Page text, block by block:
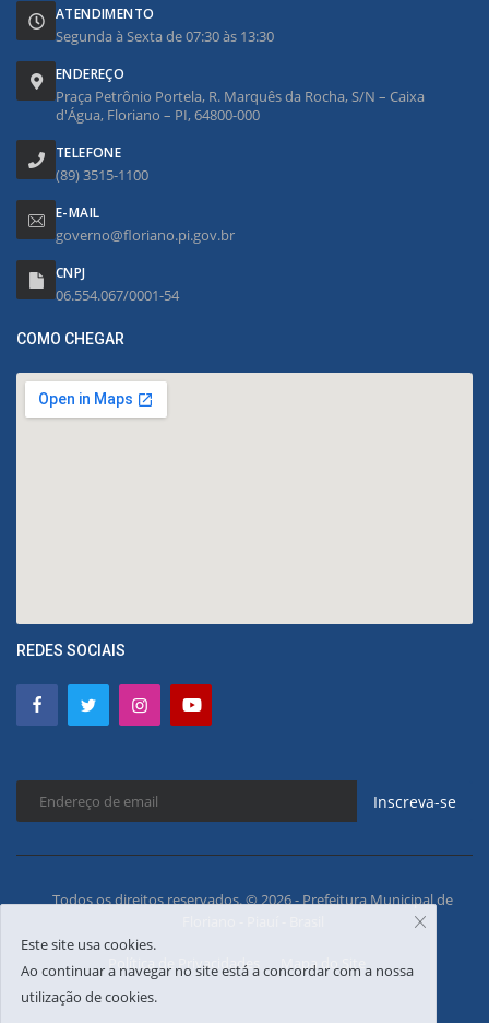
ATENDIMENTO
Segunda à Sexta de 07:30 às 13:30
ENDEREÇO
Praça Petrônio Portela, R. Marquês da Rocha, S/N – Caixa
d'Água, Floriano – PI, 64800-000
TELEFONE
(89) 3515-1100
E-MAIL
governo@floriano.pi.gov.br
CNPJ
06.554.067/0001-54
COMO CHEGAR
REDES SOCIAIS
Inscreva-se
Todos os direitos reservados. © 2026 - Prefeitura Municipal de
Política de Privacidades Mapa do Site
Este site usa cookies.
Ao continuar a navegar no site está a concordar com a nossa
utilização de cookies.